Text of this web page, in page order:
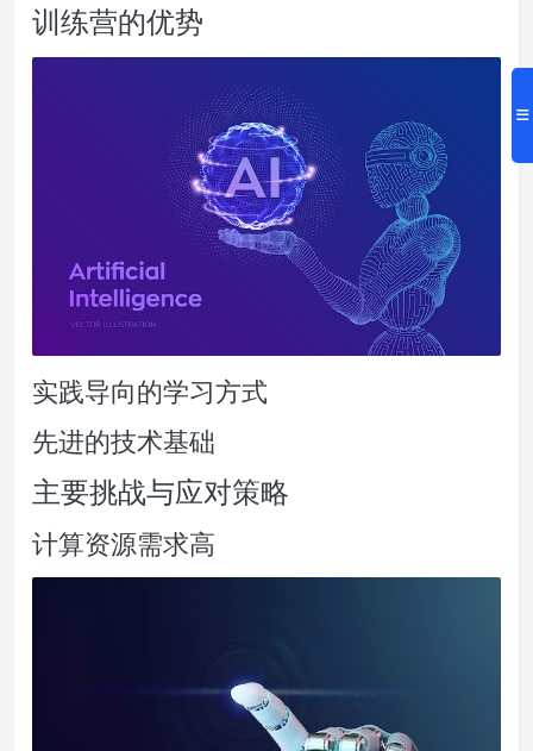
训练营的优势
实践导向的学习方式
先进的技术基础
主要挑战与应对策略
计算资源需求高